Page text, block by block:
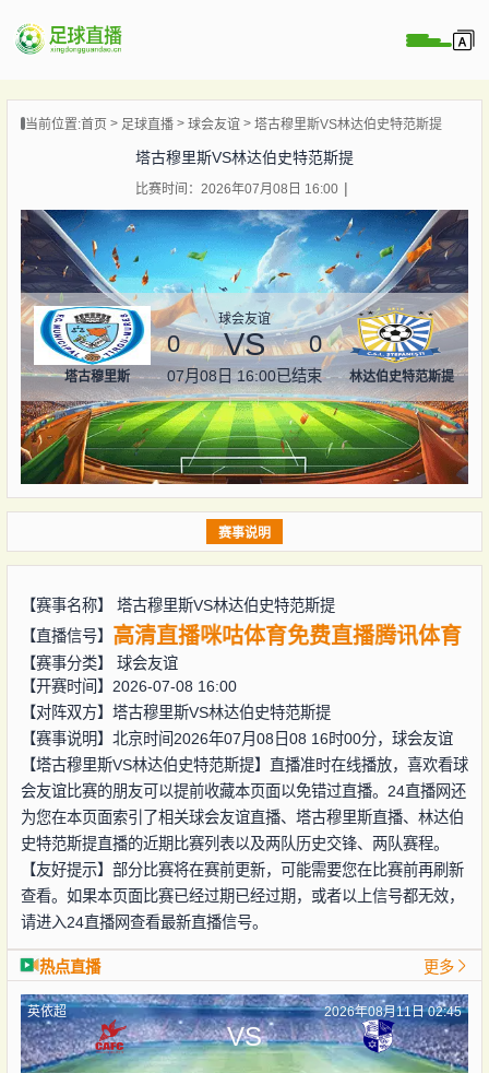
播
闻
当前位置:首页 足球直播 球会友谊 塔古穆里斯VS林达伯史特范斯提
塔古穆里斯VS林达伯史特范斯提
比赛时间：2026年07月08日 16:00
塔古穆里斯
球会友谊
0 VS 0
07月08日 16:00已结束 林达伯史特范斯提
赛事说明
【赛事名称】 塔古穆里斯VS林达伯史特范斯提
【直播信号】
高清直播咪咕体育免费直播腾讯体育
【赛事分类】 球会友谊
【开赛时间】2026-07-08 16:00
【对阵双方】 塔古穆里斯VS林达伯史特范斯提
【赛事说明】北京时间2026年07月08日08 16时00分，球会友谊
【塔古穆里斯VS林达伯史特范斯提】直播准时在线播放，喜欢看球
会友谊比赛的朋友可以提前收藏本页面以免错过直播。24直播网还
为您在本页面索引了相关球会友谊直播、塔古穆里斯直播、林达伯
史特范斯提直播的近期比赛列表以及两队历史交锋、两队赛程。
【友好提示】部分比赛将在赛前更新，可能需要您在比赛前再刷新
查看。如果本页面比赛已经过期已经过期，或者以上信号都无效，
请进入24直播网查看最新直播信号。
热点直播 更多
英依超 2026年08月11日 02:45
VS